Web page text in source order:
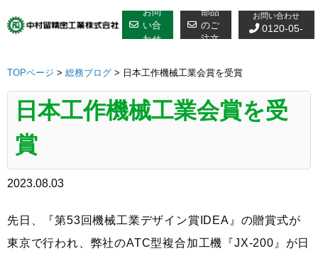
to
お問
い合
わせ
部品
のご
注文
お問い合わせ
0120-05-
TOPページ > 総務ブログ > 日本工作機械工業会賞を受賞
日本工作機械工業会賞を受
賞
2023.08.03
先日、『第53回機械工業デザイン賞IDEA』の贈賞式が
東京で行われ、弊社のATC型複合加工機『JX-200』が日